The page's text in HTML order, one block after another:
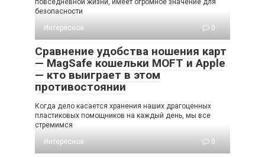
повседневной жизни, имеет огромное значение для
безопасности
Интересное
0
Сравнение удобства ношения карт
— MagSafe кошельки MOFT и Apple
— кто выиграет в этом
противостоянии
Когда дело касается хранения наших драгоценных
пластиковых помощников на каждый день, мы все
стремимся
Интересное
0